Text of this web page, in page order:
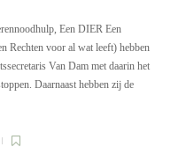
Een DIER Een
Rechten voor al wat leeft) hebben
Van Dam met daarin het
Daarnaast hebben zij de